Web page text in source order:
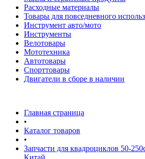
Расходные материалы
Товары для повседневного
Инструмент авто/мото
Инструменты
Велотовары
Мототехника
Автотовары
Спорттовары
Двигатели в сборе в наличии
Главная страница
•
Каталог товаров
•
Запчасти для квадроциклов 50-
Китай